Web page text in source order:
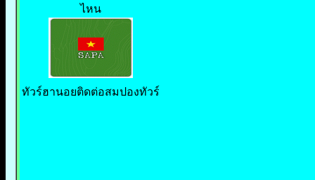
ไหน
ทัวร์ฮานอยติดต่อสมปองทัวร์